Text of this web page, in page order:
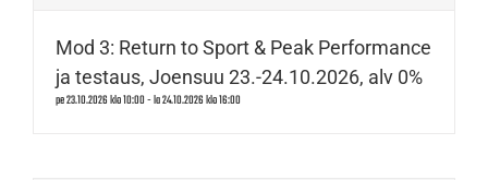
Mod 3: Return to Sport & Peak Performance
ja testaus, Joensuu 23.-24.10.2026, alv 0%
pe 23.10.2026 klo 10:00-la 24.10.2026 klo 16:00